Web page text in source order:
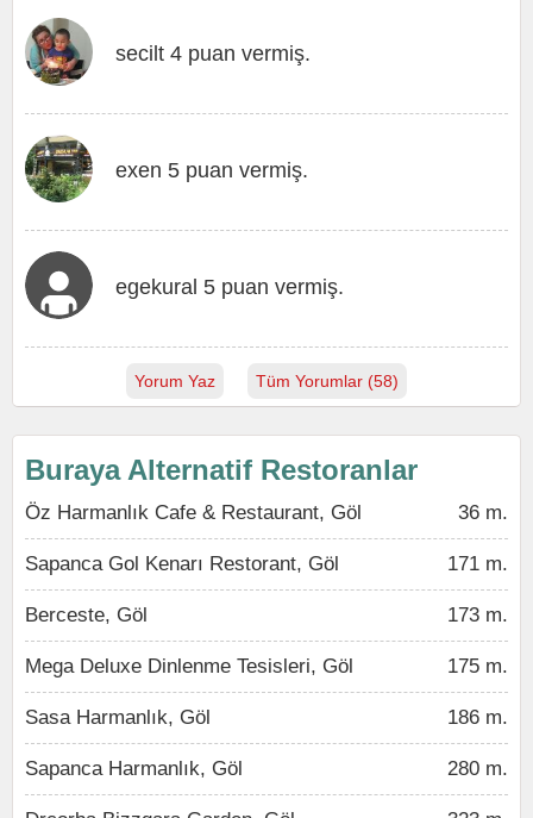
secilt 4 puan vermiş.
exen 5 puan vermiş.
egekural 5 puan vermiş.
Yorum Yaz Tüm Yorumlar (58)
Buraya Alternatif Restoranlar
Öz Harmanlık Cafe & Restaurant, Göl 36 m.
Sapanca Gol Kenarı Restorant, Göl 171 m.
Berceste, Göl 173 m.
Mega Deluxe Dinlenme Tesisleri, Göl 175 m.
Sasa Harmanlık, Göl 186 m.
Sapanca Harmanlık, Göl 280 m.